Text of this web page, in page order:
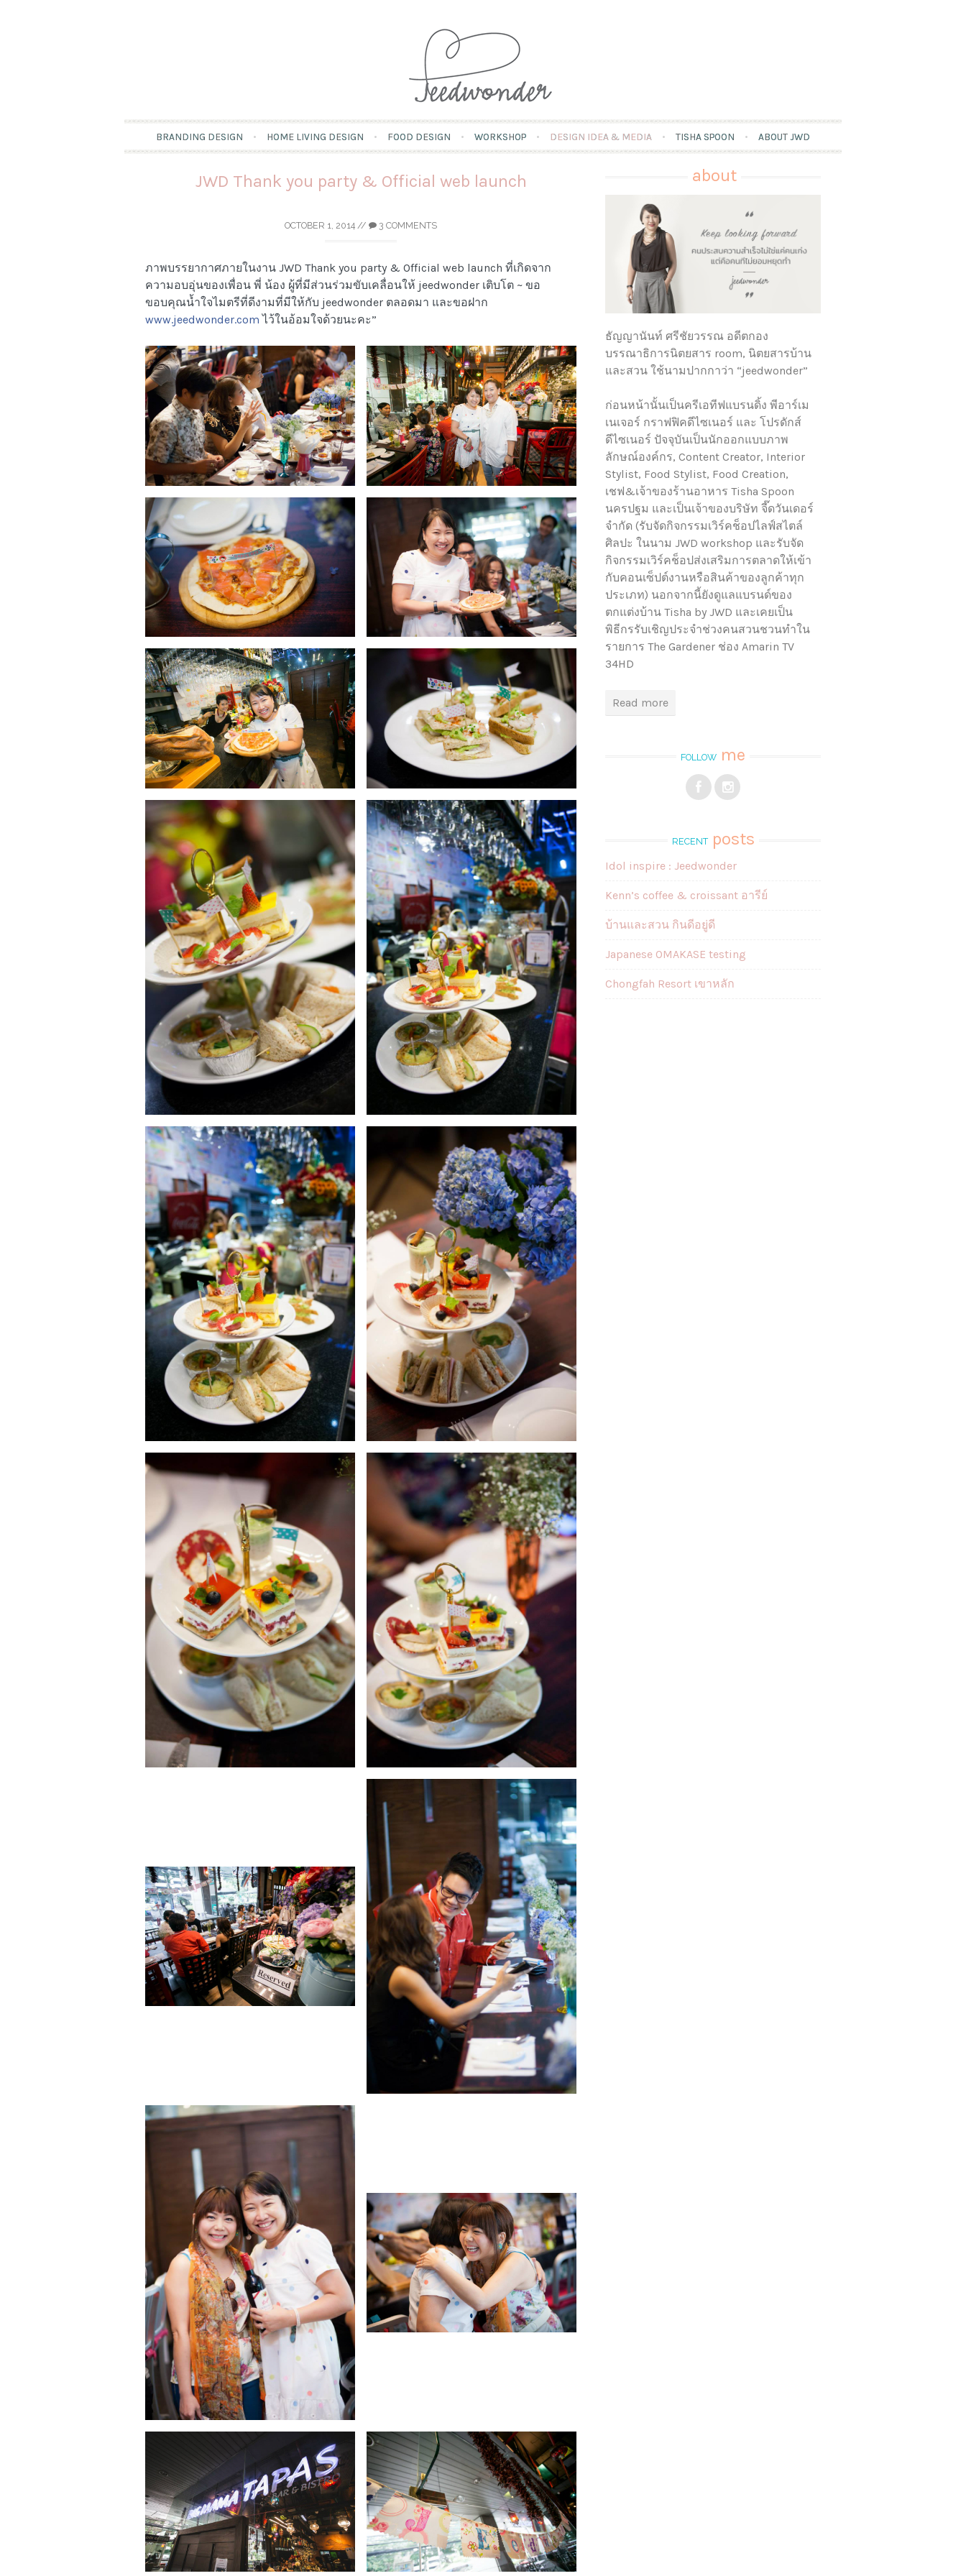
to
BRANDING DESIGN HOME LIVING DESIGN FOOD DESIGN WORKSHOP DESIGN IDEA & MEDIA TISHA SPOON ABOUT JWD
JWD Thank you party & Official web launch
OCTOBER 1, 2014 // 3 COMMENTS
ภาพบรรยากาศภายในงาน JWD Thank you party & Official web launch ที่เกิดจาก
ความอบอุ่นของเพื่อน พี่ น้อง ผู้ที่มีส่วนร่วมขับเคลื่อนให้ jeedwonder เติบโต ~ ขอ
ขอบคุณน้ำใจไมตรีที่ดีงามที่มีให้กับ jeedwonder ตลอดมา และขอฝาก
www.jeedwonder.com ไว้ในอ้อมใจด้วยนะคะ”
about
ธัญญานันท์ ศรีชัยวรรณ อดีตกอง
บรรณาธิการนิตยสาร room, นิตยสารบ้าน
และสวน ใช้นามปากกาว่า “jeedwonder”
ก่อนหน้านั้นเป็นครีเอทีฟแบรนดิ้ง พีอาร์เม
เนเจอร์ กราฟฟิคดีไซเนอร์ และ โปรดักส์
ดีไซเนอร์ ปัจจุบันเป็นนักออกแบบภาพ
ลักษณ์องค์กร, Content Creator, Interior
Stylist, Food Stylist, Food Creation,
เชฟ&เจ้าของร้านอาหาร Tisha Spoon
นครปฐม และเป็นเจ้าของบริษัท จี๊ดวันเดอร์
จำกัด (รับจัดกิจกรรมเวิร์คช็อปไลฟ์สไตล์
ศิลปะ ในนาม JWD workshop และรับจัด
กิจกรรมเวิร์คช็อปส่งเสริมการตลาดให้เข้า
กับคอนเซ็ปต์งานหรือสินค้าของลูกค้าทุก
ประเภท) นอกจากนี้ยังดูแลแบรนด์ของ
ตกแต่งบ้าน Tisha by JWD และเคยเป็น
พิธีกรรับเชิญประจำช่วงคนสวนชวนทำใน
รายการ The Gardener ช่อง Amarin TV
34HD
Read more
FOLLOW me
RECENT posts
Idol inspire : Jeedwonder
Kenn’s coffee & croissant อารีย์
บ้านและสวน กินดีอยู่ดี
Japanese OMAKASE testing
Chongfah Resort เขาหลัก